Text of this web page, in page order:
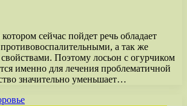
сейчас пойдет речь обладает
а так же
Поэтому лосьон с огурчиком
именно для лечения проблематичной
значительно уменьшает…